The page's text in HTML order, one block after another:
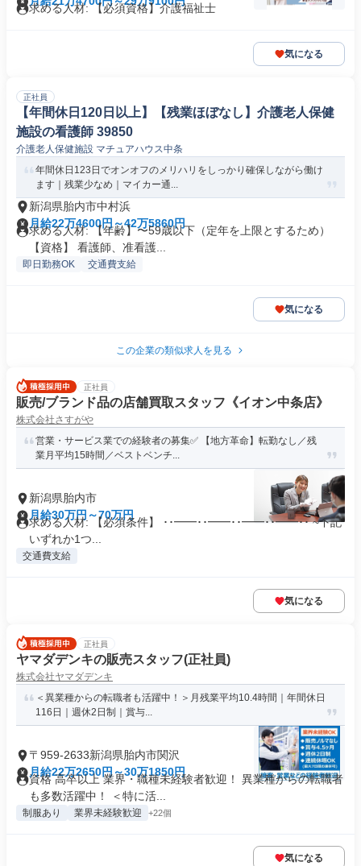
求める人材: 【必須資格】介護福祉士
気になる
正社員
【年間休日120日以上】【残業ほぼなし】介護老人保健
施設の看護師 39850
介護老人保健施設 マチュアハウス中条
年間休日123日でオンオフのメリハリをしっかり確保しながら働け
ます｜残業少なめ｜マイカー通...
新潟県胎内市中村浜
月給22万4600円～42万5860円
求める人材: 【年齢】〜59歳以下（定年を上限とするため）
【資格】 看護師、准看護...
即日勤務OK 交通費支給
気になる
この企業の類似求人を見る
正社員
販売/ブランド品の店舗買取スタッフ《イオン中条店》
株式会社さすがや
営業・サービス業での経験者の募集✅ 【地方革命】転勤なし／残
業月平均15時間／ベストベンチ...
新潟県胎内市
月給30万円～70万円
求める人材: 【必須条件】 ･･━━･･━━･･━━･･━━･･ ~下記
いずれか1つ...
交通費支給
気になる
正社員
ヤマダデンキの販売スタッフ(正社員)
株式会社ヤマダデンキ
＜異業種からの転職者も活躍中！＞月残業平均10.4時間｜年間休日
116日｜週休2日制｜賞与...
〒959-2633新潟県胎内市関沢
月給22万2650円～30万1850円
資格 高卒以上 業界・職種未経験者歓迎！ 異業種からの転職者
も多数活躍中！ ＜特に活...
制服あり 業界未経験歓迎 +22個
気になる